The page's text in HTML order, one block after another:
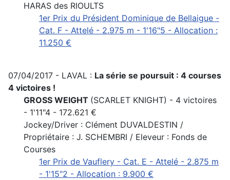
HARAS des RIOULTS
1er Prix du Président Dominique de Bellaigue -
Cat. F - Attelé - 2.975 m - 1'16"5 - Allocation :
11.250 €
07/04/2017 - LAVAL : La série se poursuit : 4 courses
4 victoires !
GROSS WEIGHT (SCARLET KNIGHT) - 4 victoires
- 1'11"4 - 172.621 €
Jockey/Driver : Clément DUVALDESTIN /
Propriétaire : J. SCHEMBRI / Eleveur : Fonds de
Courses
1er Prix de Vauflery - Cat. E - Attelé - 2.875 m
- 1'15"2 - Allocation : 9.900 €